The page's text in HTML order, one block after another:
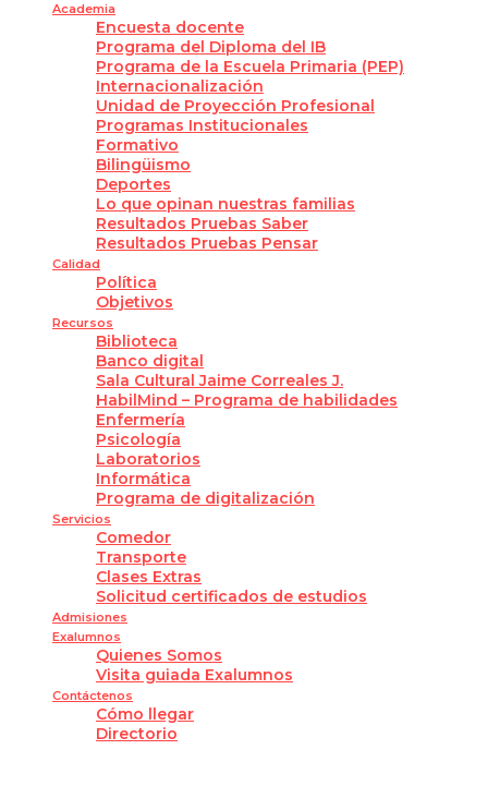
Academia
Encuesta docente
Programa del Diploma del IB
Programa de la Escuela Primaria (PEP)
Internacionalización
Unidad de Proyección Profesional
Programas Institucionales
Formativo
Bilingüismo
Deportes
Lo que opinan nuestras familias
Resultados Pruebas Saber
Resultados Pruebas Pensar
Calidad
Política
Objetivos
Recursos
Biblioteca
Banco digital
Sala Cultural Jaime Correales J.
HabilMind – Programa de habilidades
Enfermería
Psicología
Laboratorios
Informática
Programa de digitalización
Servicios
Comedor
Transporte
Clases Extras
Solicitud certificados de estudios
Admisiones
Exalumnos
Quienes Somos
Visita guiada Exalumnos
Contáctenos
Cómo llegar
Directorio